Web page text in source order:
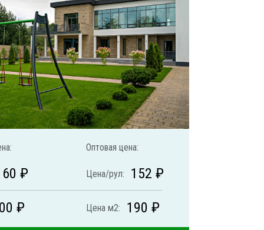
₽
Оптовая цена:
₽
Цена/рул: 152 ₽
Цена м2: 190 ₽